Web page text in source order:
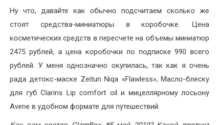
Ну что, давайте как обычно подсчитаем сколько же
стоят средства-миниатюры в коробочке. Цена
косметических средств в пересчете на объемы миниатюр
2475 рублей, а цена коробочки по подписке 990 всего
рублей. У меня однозначно окупилась, так как я очень
рада детокс-маске Zeitun Niqa «Flawless», Масло-блеску
для губ Clarins Lip comfort oil и мицеллярному лосьону
Avene в удобном формате для путешествий.